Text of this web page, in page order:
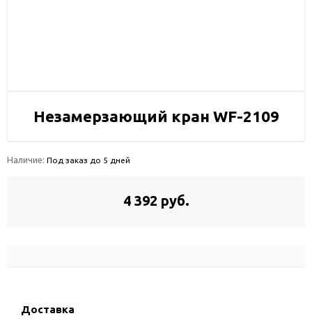
Незамерзающий кран WF-2109
Наличие: Под заказ до 5 дней
4 392 руб.
Доставка